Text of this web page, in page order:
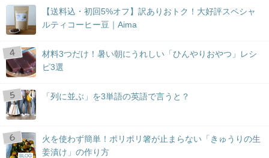
【送料込・初回5%オフ】訳ありおトク！大好評スペシャ
ルティコーヒー豆｜Aima
材料3つだけ！暑い朝にうれしい「ひんやりおやつ」レシ
ピ3選
「列に並ぶ」を3単語の英語で言うと？
BLOG
火を使わず簡単！ポリポリ箸が止まらない「きゅうりの生
姜漬け」の作り方